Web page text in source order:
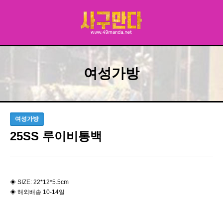
여성가방
여성가방
25SS 루이비통백
◈ SIZE: 22*12*5.5cm
◈ 해외배송 10-14일